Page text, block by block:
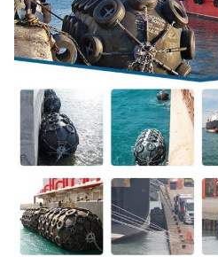
30000 0,22
20000 0,25
15000 0,26
10000 0,28
5000 0,33